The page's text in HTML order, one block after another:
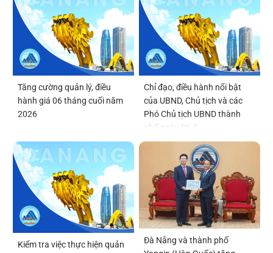
Tăng cường quản lý, điều
hành giá 06 tháng cuối năm
2026
Chỉ đạo, điều hành nổi bật
của UBND, Chủ tịch và các
Phó Chủ tịch UBND thành
phố ngày 06-8
Kiểm tra việc thực hiện quản
Đà Nẵng và thành phố